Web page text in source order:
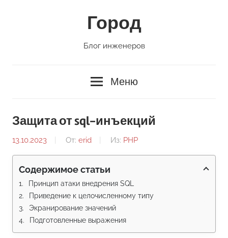
Город
Блог инженеров
Меню
Защита от sql-инъекций
13.10.2023 От: erid Из: PHP
Содержимое статьи
Принцип атаки внедрения SQL
Приведение к целочисленному типу
Экранирование значений
Подготовленные выражения